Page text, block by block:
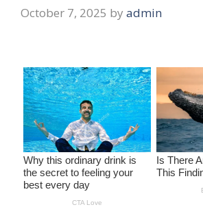
October 7, 2025 by admin